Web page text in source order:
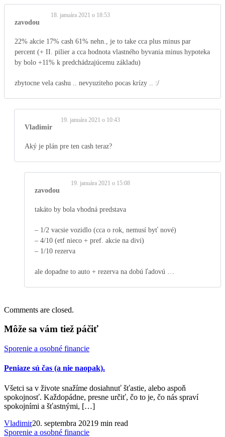
zavodou
18. januára 2021 o 18:53
22% akcie 17% cash 61% nehn., je to take cca plus minus par
percent (+ II. pilier a cca hodnota vlastného byvania minus hypoteka
by bolo +11% k predchádzajúcemu základu)
zbytocne vela cashu .. nevyuziteho pocas krízy .. :/
Vladimir
19. januára 2021 o 10:43
Aký je plán pre ten cash teraz?
zavodou
19. januára 2021 o 15:08
takáto by bola vhodná predstava
– 1/2 vacsie vozidlo (cca o rok, nemusí byť nové)
– 4/10 (etf nieco + pref. akcie na divi)
– 1/10 rezerva
ale dopadne to auto + rezerva na dobú ľadovú …
Comments are closed.
Môže sa vám tiež páčiť
Sporenie a osobné financie
Peniaze sú čas (a nie naopak).
Všetci sa v živote snažíme dosiahnuť šťastie, alebo aspoň
spokojnosť. Každopádne, presne určiť, čo to je, čo nás spraví
spokojními a šťastnými, […]
Vladimir20. septembra 20219 min read
Sporenie a osobné financie